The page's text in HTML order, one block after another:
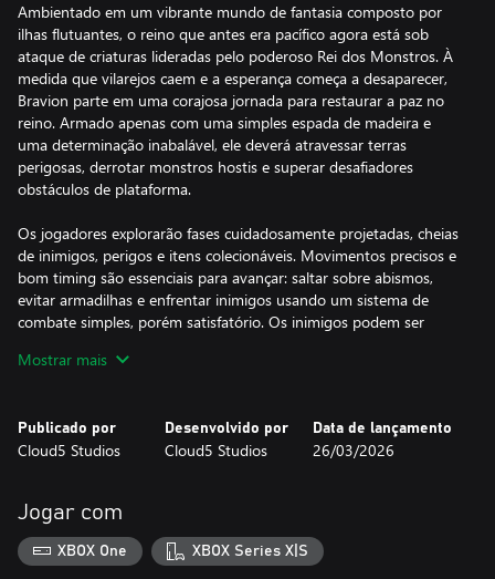
Ambientado em um vibrante mundo de fantasia composto por
ilhas flutuantes, o reino que antes era pacífico agora está sob
ataque de criaturas lideradas pelo poderoso Rei dos Monstros. À
medida que vilarejos caem e a esperança começa a desaparecer,
Bravion parte em uma corajosa jornada para restaurar a paz no
reino. Armado apenas com uma simples espada de madeira e
uma determinação inabalável, ele deverá atravessar terras
perigosas, derrotar monstros hostis e superar desafiadores
obstáculos de plataforma.
Os jogadores explorarão fases cuidadosamente projetadas, cheias
de inimigos, perigos e itens colecionáveis. Movimentos precisos e
bom timing são essenciais para avançar: saltar sobre abismos,
evitar armadilhas e enfrentar inimigos usando um sistema de
combate simples, porém satisfatório. Os inimigos podem ser
sobre eles, oferecendo diferentes maneiras de enfrentar cada
Durante a aventura, os jogadores podem coletar moedas e
poderosas estrelas espalhadas pelas ilhas. As moedas
para completar fases e desbloquear novas áreas, levando
gradualmente à batalha final contra o Rei dos Monstros.
Com ambientes coloridos, desafios clássicos de plataforma e uma
Mostrar mais
Publicado por
Cloud5 Studios
Desenvolvido por
Cloud5 Studios
Data de lançamento
26/03/2026
Jogar com
XBOX One XBOX Series X|S